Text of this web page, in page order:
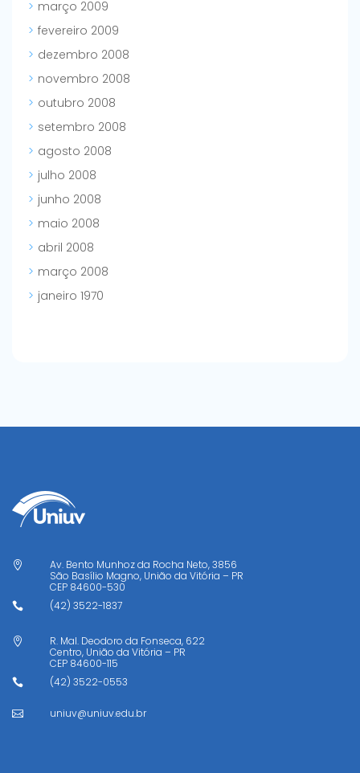
março 2009
fevereiro 2009
dezembro 2008
novembro 2008
outubro 2008
setembro 2008
agosto 2008
julho 2008
junho 2008
maio 2008
abril 2008
março 2008
janeiro 1970

Av. Bento Munhoz da Rocha Neto, 3856
São Basílio Magno, União da Vitória – PR
CEP 84600-530
 (42) 3522-1837

R. Mal. Deodoro da Fonseca, 622
Centro, União da Vitória – PR
CEP 84600-115
 (42) 3522-0553
 uniuv@uniuv.edu.br